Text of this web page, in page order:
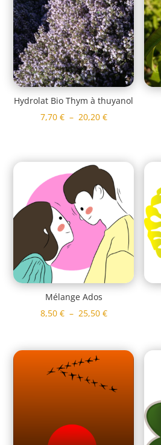
20,20 €
Hydrolat Bio Thym à thuyanol
7,70 € – 20,20 €Plage
7,70 €
à
20,20 €
Mélange Ados
8,50 € – 25,50 €Plage
25,50 €